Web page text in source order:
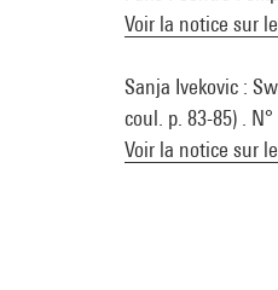
Voir la notice sur
Sanja Ivekovic :
coul. p. 83-85) .
Voir la notice sur